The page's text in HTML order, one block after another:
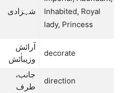
شہزادی
Inhabited, Royal
lady, Princess
آرائش
وزیباٰئش
decorate
جانب،
طرف
direction